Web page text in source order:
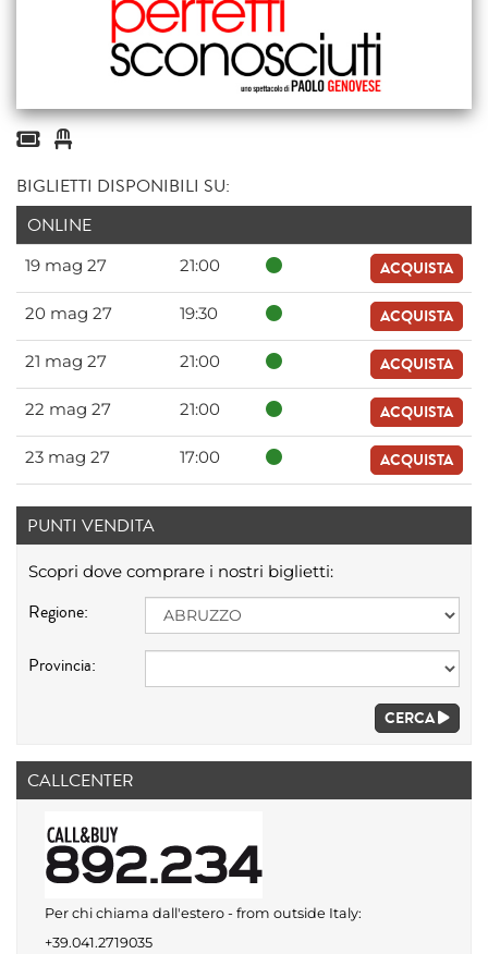
BIGLIETTI DISPONIBILI SU:
ONLINE
19 mag 27 21:00 ACQUISTA
20 mag 27 19:30 ACQUISTA
21 mag 27 21:00 ACQUISTA
22 mag 27 21:00 ACQUISTA
23 mag 27 17:00 ACQUISTA
PUNTI VENDITA
Scopri dove comprare i nostri biglietti:
Regione:
Provincia:
CERCA
CALLCENTER
Per chi chiama dall'estero - from outside Italy:
+39.041.2719035